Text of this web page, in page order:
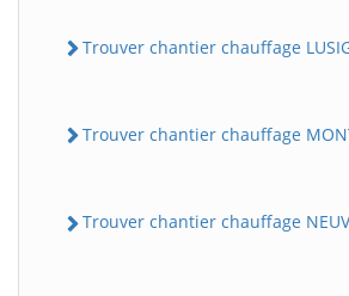
Trouver chantier chauffage
Trouver chantier chauffage
Trouver chantier chauffage